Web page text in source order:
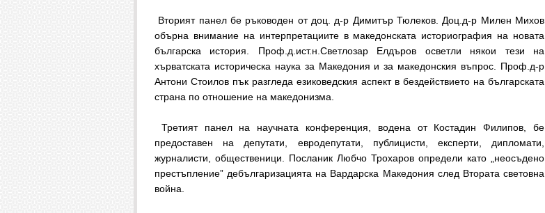
Вторият панел бе ръководен от доц. д-р Димитър Тюлеков. Доц.д-р Милен Михов
обърна внимание на интерпретациите в македонската историография на новата
българска история. Проф.д.ист.н.Светлозар Елдъров осветли някои тези на
хърватската историческа наука за Македония и за македонския въпрос. Проф.д-р
Антони Стоилов пък разгледа езиковедския аспект в бездействието на българската
страна по отношение на македонизма.
Третият панел на научната конференция, водена от Костадин Филипов, бе
предоставен на депутати, евродепутати, публицисти, експерти, дипломати,
журналисти, общественици. Посланик Любчо Трохаров определи като „неосъдено
престъпление” дебългаризацията на Вардарска Македония след Втората световна
война.